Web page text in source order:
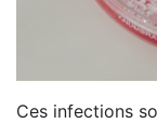
Ces infections